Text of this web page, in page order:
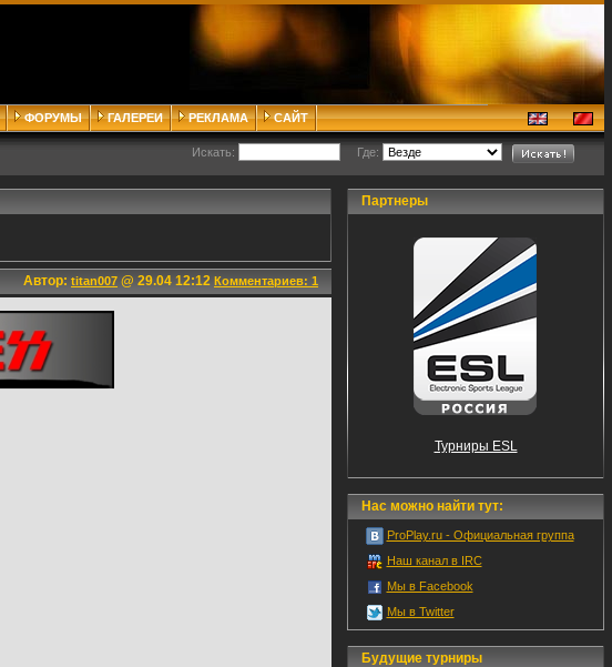
ФОРУМЫ ГАЛЕРЕИ РЕКЛАМА САЙТ
Искать: Где:
Автор: titan007 @ 29.04 12:12 Комментариев: 1
Партнеры
Турниры ESL
Нас можно найти тут:
ProPlay.ru - Официальная группа
Наш канал в IRC
Мы в Facebook
Мы в Twitter
Будущие турниры